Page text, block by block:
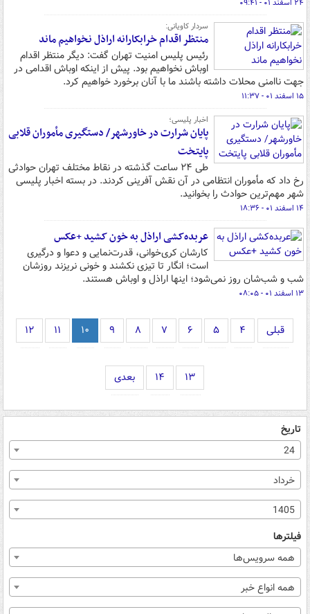
۲۴ اسفند ۰۱ - ۰۹:۴۱
سردار کاویانی:
منتظر اقدام خرابکارانه اراذل نخواهیم ماند
رئیس پلیس امنیت تهران گفت: دیگر منتظر اقدام
اوباش نخواهیم بود. پیش از اینکه اوباش اقدامی در
جهت ناامنی محلات داشته باشند ما با آنان برخورد خواهیم کرد.
۱۵ اسفند ۰۱ - ۱۱:۳۷
اخبار پلیسی؛
پایان شرارت در خاورشهر/ دستگیری مأموران قلابی
پایتخت
طی ۲۴ ساعت گذشته در نقاط مختلف تهران حوادثی
رخ داد که مأموران انتظامی در آن نقش آفرینی کردند. در بسته اخبار پلیسی
شهر مهم‌ترین حوادث را بخوانید.
۱۴ اسفند ۰۱ - ۱۸:۳۶
عربده‌کشی اراذل به خون کشید +عکس
کارشان کری‌خوانی، قدرت‌نمایی و دعوا و درگیری
است؛ انگار تا تیزی نکشند و خونی نریزند روزشان
شب و شب‌شان روز نمی‌شود؛ اینها اراذل و اوباش هستند.
۱۳ اسفند ۰۱ - ۰۸:۰۵
قبلی ۴ ۵ ۶ ۷ ۸ ۹ ۱۰ ۱۱ ۱۲
۱۳ ۱۴ بعدی
تاریخ
24
خرداد
1405
فیلترها
همه سرویس‌ها
همه انواع خبر